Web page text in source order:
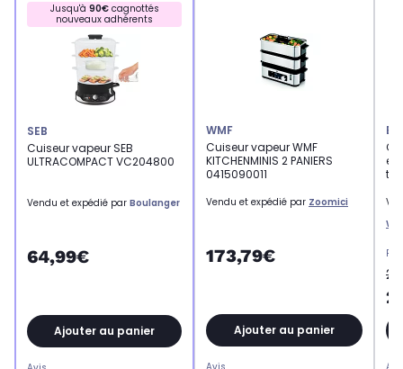
Jusqu'à 90€cagnottés
nouveaux adhérents
SEB
Cuiseur vapeur SEB
ULTRACOMPACT VC204800
Vendu et expédié par Boulanger
64,99€
Ajouter au panier
WMF
Cuiseur vapeur WMF
KITCHENMINIS 2 PANIERS
0415090011
Vendu et expédié par Zoomici
173,79€
Ajouter au panier
en